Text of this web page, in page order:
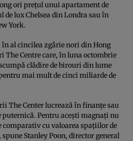
ori preţul unui apartament de
de lux Chelsea din Londra sau în
York.
în al cincilea zgârie nori din Hong
The Centre care, în luna octombrie
clădire de birouri din lume
mai mult de cinci miliarde de
The Center lucrează în finanţe sau
puternică. Pentru aceşti magnaţi nu
comparativ cu valoarea spaţiilor de
Stanley Poon, director general